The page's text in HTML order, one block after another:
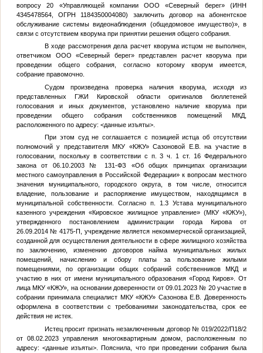
вопросу 20 «Управляющей компании ООО «Северный берег» (ИНН
4345478564, ОГРН 1184350004080) заключить договор на абонентское
обслуживание системы видеонаблюдения (общедомовое имущество)», в
связи с отсутствием кворума при принятии решения общего собрания.
В ходе рассмотрения дела расчет кворума истцом не выполнен,
ответчиком ООО «Северный берег» представлен расчет кворума при
проведении общего собрания, согласно которому кворум имеется,
собрание правомочно.
Судом произведена проверка наличия кворума, исходя из
представленных ГЖИ Кировской области оригиналов бюллетеней
голосования и иных документов, установлено наличие кворума при
проведении общего собрания собственников помещений МКД,
расположенного по адресу: <данные изъяты>.
При этом суд не соглашается с позицией истца об отсутствии
полномочий у представителя МКУ «КЖУ» Сазоновой Е.В. на участие в
голосовании, поскольку в соответствии с п. 3 ч. 1 ст. 16 Федерального
закона от 06.10.2003 № 131-ФЗ «Об общих принципах организации
местного самоуправления в Российской Федерации» к вопросам местного
значения муниципального, городского округа, в том числе, относится
владение, пользование и распоряжение имуществом, находящимся в
муниципальной собственности. Согласно п. 1.3 Устава муниципального
казенного учреждения «Кировское жилищное управление» (МКУ «КЖУ»),
утвержденного постановлением администрации города Кирова от
26.09.2014 № 4175-П, учреждение является некоммерческой организацией,
созданной для осуществления деятельности в сфере жилищного хозяйства
по заключению, изменению договоров найма муниципальных жилых
помещений, начислению и сбору платы за пользование жилыми
помещениями, по организации общих собраний собственников МКД и
участию в них от имени муниципального образования «Город Киров». От
лица МКУ «КЖУ», на основании доверенности от 09.01.2023 № 20 участие в
собрании принимала специалист МКУ «КЖУ» Сазонова Е.В. Доверенность
оформлена в соответствии с требованиями законодательства, срок ее
действия не истек.
Истец просит признать незаключенным договор № 019/2022/П18/2
от 08.02.2023 управления многоквартирным домом, расположенным по
адресу:<данные изъяты> . Пояснила, что при проведении собрания была